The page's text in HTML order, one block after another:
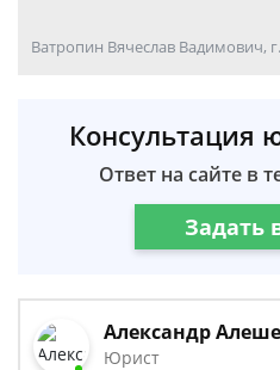
Ватропин Вячеслав Вадимович,
Консультация
Ответ на сайте в
Задать
Александр
Юрист